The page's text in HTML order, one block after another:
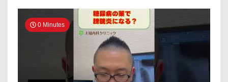
0 Minutes